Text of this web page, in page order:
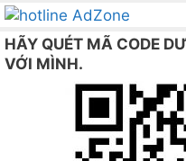
HÃY QUÉT MÃ CODE
VỚI MÌNH.